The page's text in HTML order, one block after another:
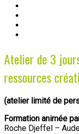
Atelier de 3
ressources
(atelier limité de
Formation animée
Roche Djeffel –